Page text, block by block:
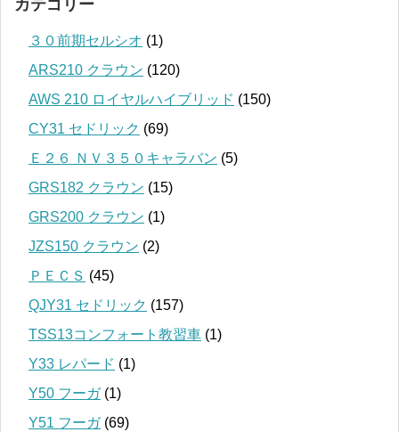
カテゴリー
３０前期セルシオ (1)
ARS210 クラウン (120)
AWS 210 ロイヤルハイブリッド (150)
CY31 セドリック (69)
Ｅ２６ ＮＶ３５０キャラバン (5)
GRS182 クラウン (15)
GRS200 クラウン (1)
JZS150 クラウン (2)
ＰＥＣＳ (45)
QJY31 セドリック (157)
TSS13コンフォート教習車 (1)
Y33 レパード (1)
Y50 フーガ(1)
Y51 フーガ(69)